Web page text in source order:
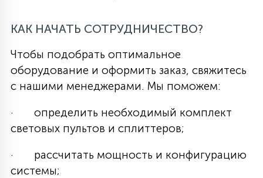
КАК НАЧАТЬ СОТРУДНИЧЕСТВО?
Чтобы подобрать оптимальное
оборудование и оформить заказ, свяжитесь
с нашими менеджерами. Мы поможем:
· определить необходимый комплект
световых пультов и сплиттеров;
· рассчитать мощность и конфигурацию
системы;